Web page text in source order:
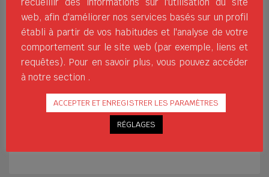
l’entraînement. Cette section comprend
tout ce qui est nécessaire aux joueurs
mais aussi d’autres matériels pour les
arbitres ou les entraîneurs. Dans ce post,
vous trouverez certains des principaux
produits et nouvelles de cette section.
Cônes d’entraînement:
ENTRENAMIENTO
web, afin d'améliorer nos services basés sur un profil
établi à partir de vos habitudes et l'analyse de votre
comportement sur le site web (par exemple, liens et
requêtes). Pour en savoir plus, vous pouvez accéder
à notre section .
ACCEPTER ET ENREGISTRER LES PARAMÈTRES
RÉGLAGES